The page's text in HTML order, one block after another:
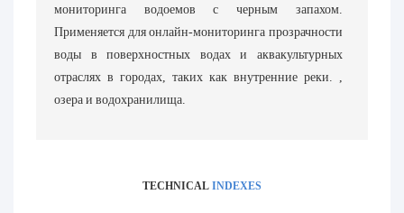
мониторинга водоемов с черным запахом.
Применяется для онлайн-мониторинга прозрачности
воды в поверхностных водах и аквакультурных
отраслях в городах, таких как внутренние реки. ,
озера и водохранилища.
TECHNICAL INDEXES